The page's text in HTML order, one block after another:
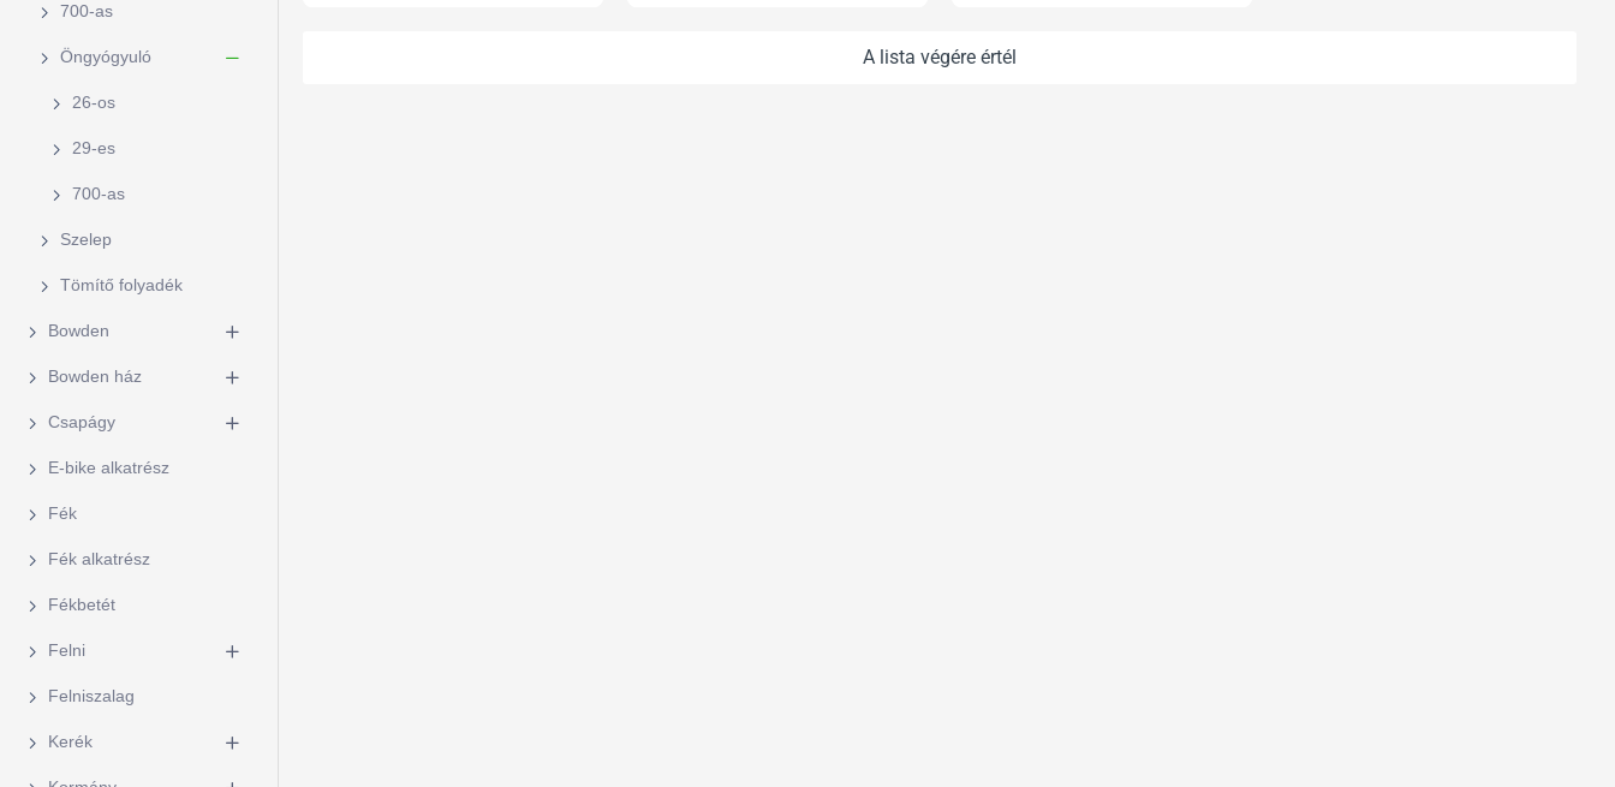
700-as
Öngyógyuló
26-os
29-es
700-as
Szelep
Tömítő folyadék
Bowden
Bowden ház
Csapágy
E-bike alkatrész
Fék
Fék alkatrész
Fékbetét
Felni
Felniszalag
Kerék
A lista végére értél